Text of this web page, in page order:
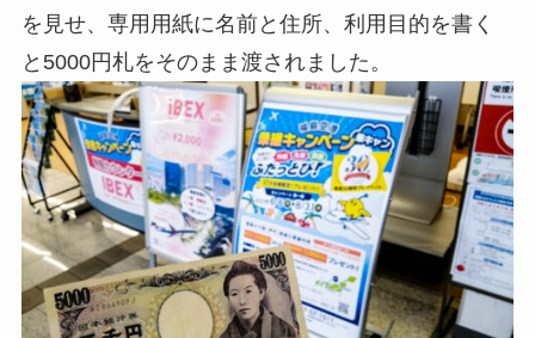
を見せ、専用用紙に名前と住所、利用目的を書く
と5000円札をそのまま渡されました。